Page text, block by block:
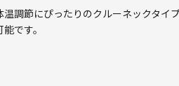
調節にぴったりのクルーネックタイ
です。